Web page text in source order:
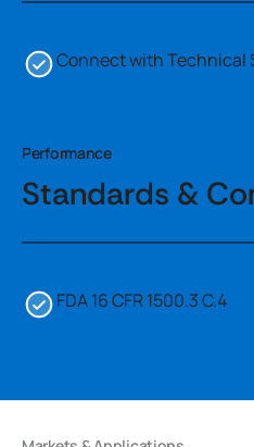
Connect with Technical
Performance
Standards &
FDA 16 CFR 1500.3 C.4